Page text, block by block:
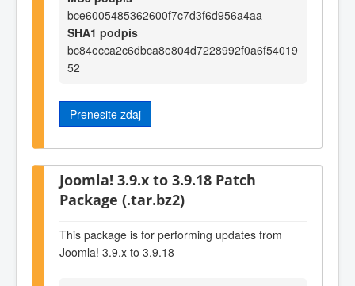
bce6005485362600f7c7d3f6d956a4aa
SHA1 podpis
bc84ecca2c6dbca8e804d7228992f0a6f54019
52
Prenesite zdaj
Joomla! 3.9.x to 3.9.18 Patch
Package (.tar.bz2)
This package is for performing updates from
Joomla! 3.9.x to 3.9.18